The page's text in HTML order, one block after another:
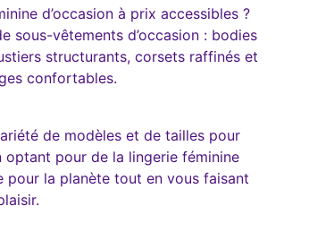
d’occasion à prix accessibles ?
sous-vêtements d’occasion : bodies
structurants, corsets raffinés et
confortables.
de modèles et de tailles pour
optant pour de la lingerie féminine
pour la planète tout en vous faisant